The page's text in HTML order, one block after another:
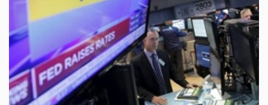
Mã
chứng
khoán
(-)
Tất cả Cổ phiếu Chỉ số Chứng chỉ quỹ Chứng